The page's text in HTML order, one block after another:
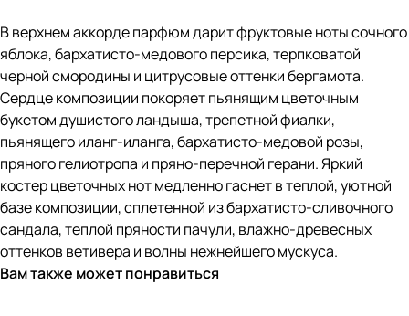
В верхнем аккорде парфюм дарит фруктовые ноты сочного
яблока, бархатисто-медового персика, терпковатой
черной смородины и цитрусовые оттенки бергамота.
Сердце композиции покоряет пьянящим цветочным
букетом душистого ландыша, трепетной фиалки,
пьянящего иланг-иланга, бархатисто-медовой розы,
пряного гелиотропа и пряно-перечной герани. Яркий
костер цветочных нот медленно гаснет в теплой, уютной
базе композиции, сплетенной из бархатисто-сливочного
сандала, теплой пряности пачули, влажно-древесных
оттенков ветивера и волны нежнейшего мускуса.
Вам также может понравиться